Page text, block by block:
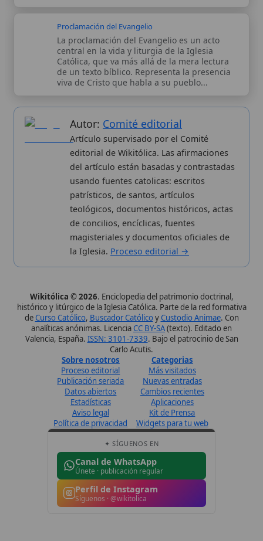
patrísticos, de santos, artículos
teológicos, documentos históricos, actas
de concilios, encíclicas, fuentes
magisteriales y documentos oficiales de
la Iglesia.Proceso editorial →
Wikitólica © 2026. Enciclopedia del patrimonio doctrinal,
histórico y litúrgico de la Iglesia Católica. Parte de la red formativa
deCurso Católico ,Buscador CatólicoyCustodio Animae. Con
analíticas anónimas. LicenciaCC BY-SA(texto). Editado en
Valencia, España.ISSN: 3101-7339. Bajo el patrocinio de San
Carlo Acutis.
Sobre nosotros
Proceso editorial
Publicación seriada
Datos abiertos
Estadísticas
Política de privacidad
Categorias
Más visitados
Nuevas entradas
Cambios recientes
Aplicaciones
Kit de Prensa
Widgets para tu web
Perfil de Instagram
Síguenos · @wikitolica